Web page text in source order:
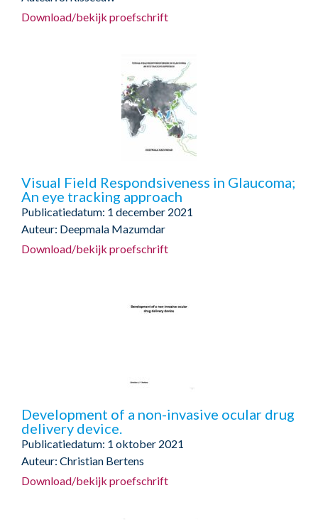
Download/bekijk proefschrift
Visual Field Respondsiveness in Glaucoma;
An eye tracking approach
Publicatiedatum: 1 december 2021
Auteur: Deepmala Mazumdar
Download/bekijk proefschrift
Development of a non-invasive ocular drug
delivery device.
Publicatiedatum: 1 oktober 2021
Auteur: Christian Bertens
Download/bekijk proefschrift